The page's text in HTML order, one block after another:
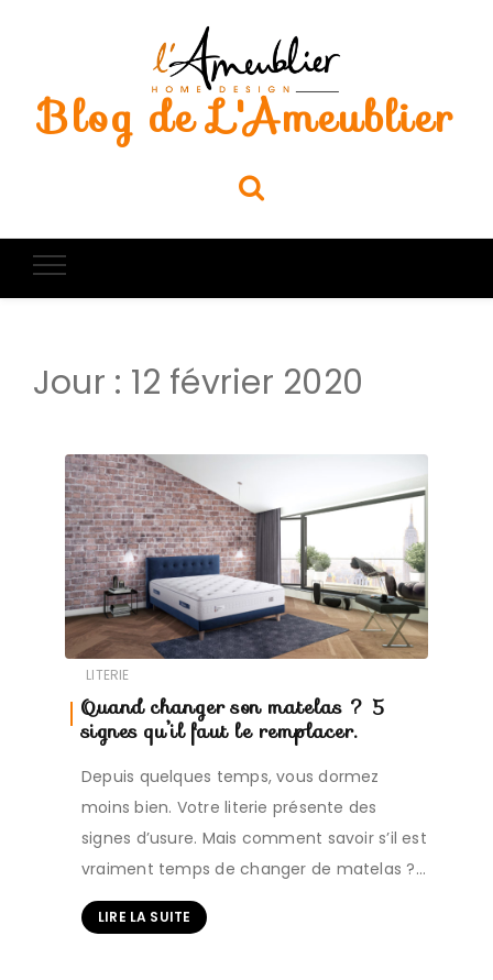
Blog de L'Ameublier
Jour : 12 février 2020
LITERIE
Quand changer son matelas ? 5
signes qu’il faut le remplacer.
Depuis quelques temps, vous dormez
moins bien. Votre literie présente des
signes d’usure. Mais comment savoir s’il est
vraiment temps de changer de matelas ?…
LIRE LA SUITE